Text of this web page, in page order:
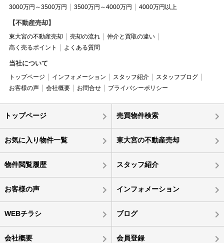
3000万円～3500万円
3500万円～4000万円 4000万円以上
【不動産売却】
東大宮の不動産売却 売却の流れ
仲介と買取の違い
高く売るポイント
よくある質問
当社について
トップページ インフォメーション スタッフ紹介
スタッフブログ
お客様の声
会社概要 お問合せ プライバシーポリシー
トップページ 売買物件検索
お気に入り物件一覧 東大宮の不動産売却
物件閲覧履歴 スタッフ紹介
お客様の声 インフォメーション
WEBチラシ ブログ
会社概要 会員登録